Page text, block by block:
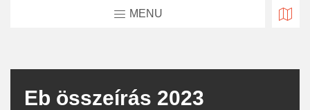
MENU
Eb összeírás 2023